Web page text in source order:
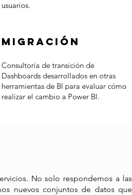
usuarios.
migración
Consultoría de transición de
Dashboards desarrollados en otras
herramientas de BI para evaluar cómo
realizar el cambio a Power BI.
No solo respondemos a las
nuevos conjuntos de datos que